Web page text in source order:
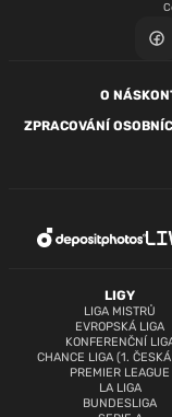
O NÁS
ZPRACOVÁNÍ
LIGY
LIGA MISTRŮ
EVROPSKÁ LIGA
KONFERENČNÍ
CHANCE LIGA (1.
PREMIER LEAGUE
LA LIGA
BUNDESLIGA